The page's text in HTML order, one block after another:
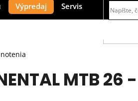
Výpredaj Servis
MTB 26 -